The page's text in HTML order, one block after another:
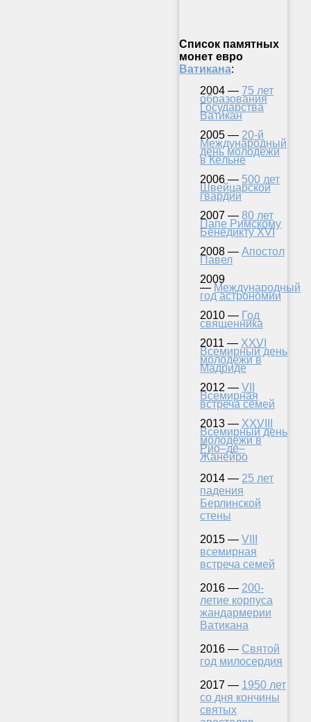
Список памятных
монет евро
Ватикана:
2004 — 75 лет
образования
Государства
Ватикан
2005 — 20-й
Международный
день молодёжи
в Кёльне
2006 — 500 лет
Швейцарской
гвардии
2007 — 80 лет
Папе Римскому
Бенедикту XVI
2008 — Апостол
Павел
2009
— Международный
год астрономии
2010 — Год
священника
2011 — XXVI
Всемирный день
молодежи в
Мадриде
2012 — VII
Всемирная
встреча семей
2013 — XXVIII
Всемирный день
молодежи в
Рио–де–
Жанейро
2014 — 25 лет
падения
Берлинской
стены
2015 — VIII
всемирная
встреча семей
2016 — 200-
летие корпуса
жандармерии
Ватикана
2016 — Святой
год милосердия
2017 — 1950 лет
со дня кончины
святых